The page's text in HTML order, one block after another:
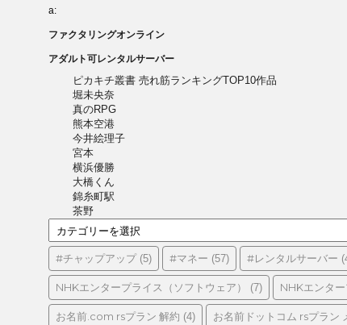
a:
ファクタリングオンライン
アダルト可レンタルサーバー
ピカキチ叢書 売れ筋ランキングTOP10作品
堀未央奈
真のRPG
熊本空港
今井絵理子
宮本
横浜優勝
大橋くん
錦糸町駅
茶野
テ
ゴ
リ
ー
#チャップアップ(5) #マネー (57) #レンタルサーバー
NHKエンタープライス（ソフトウェア） (7) NHKエンタ
お名前.com rsプラン 解約 (4) お名前ドットコム rsプラン